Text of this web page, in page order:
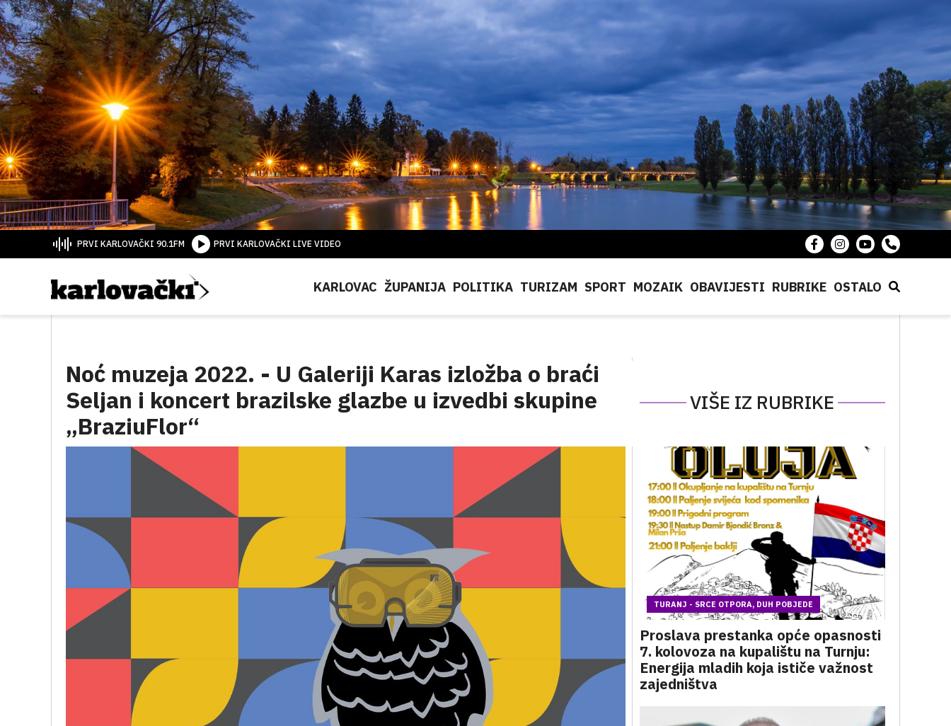
PRVI KARLOVAČKI 90.1FM PRVI KARLOVAČKI LIVE VIDEO
KARLOVAC ŽUPANIJA POLITIKA TURIZAM SPORT MOZAIK OBAVIJESTI RUBRIKE OSTALO
Noć muzeja 2022. - U Galeriji Karas izložba o braći
Seljan i koncert brazilske glazbe u izvedbi skupine
„BraziuFlor“
VIŠE IZ RUBRIKE
TURANJ - SRCE OTPORA, DUH POBJEDE
Proslava prestanka opće opasnosti
7. kolovoza na kupalištu na Turnju:
Energija mladih koja ističe važnost
zajedništva